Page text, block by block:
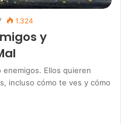
1.324
y
enemigos. Ellos quieren
incluso cómo te ves y cómo